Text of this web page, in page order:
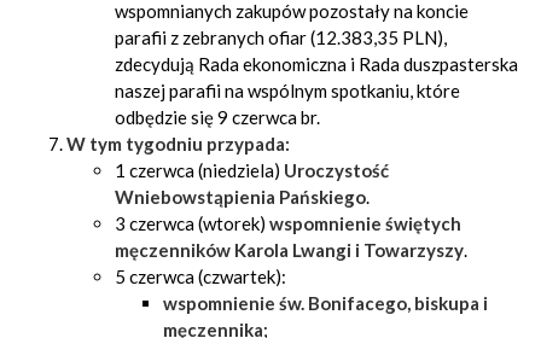
wspomnianych zakupów pozostały na koncie
parafii z zebranych ofiar (12.383,35 PLN),
zdecydują Rada ekonomiczna i Rada duszpasterska
naszej parafii na wspólnym spotkaniu, które
odbędzie się 9 czerwca br.
W tym tygodniu przypada:
1 czerwca (niedziela) Uroczystość
Wniebowstąpienia Pańskiego.
3 czerwca (wtorek) wspomnienie świętych
męczenników Karola Lwangi i Towarzyszy.
5 czerwca (czwartek):
wspomnienie św. Bonifacego, biskupa i
męczennika;